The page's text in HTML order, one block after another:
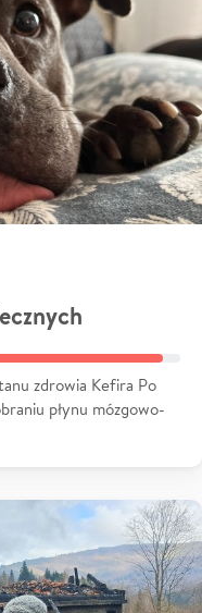
zdrowia Kefira Po
płynu mózgowo-